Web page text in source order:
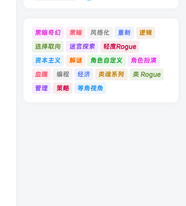
黑暗奇幻 黑暗 风格化 重制
逻辑
选择取向
迷宫探索
轻度Rogue
资本主义
解谜 角色自定义
角色扮演
血腥
编程 经济 类魂系列
类 Rogue
管理
策略 等角视角